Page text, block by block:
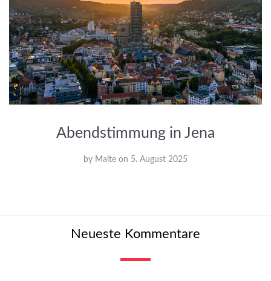
Abendstimmung in Jena
by Malte on 5. August 2025
Neueste Kommentare